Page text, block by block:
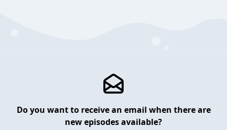
Do you want to receive an email when there are
new episodes available?